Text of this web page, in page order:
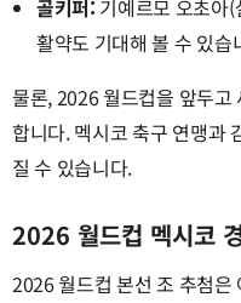
골키퍼: 기예르모 오초아
활약도 기대해 볼 수 있습
물론, 2026 월드컵을 앞두고
합니다. 멕시코 축구 연맹과
질 수 있습니다.
2026 월드컵 멕시코
2026 월드컵 본선 조 추첨은